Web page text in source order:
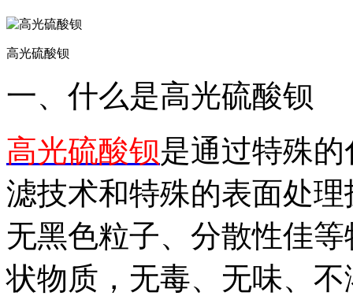
高光硫酸钡
一、什么是高光硫酸钡
高光硫酸钡是通过特殊
滤技术和特殊的表面处
无黑色粒子、分散性佳
状物质，无毒、无味、